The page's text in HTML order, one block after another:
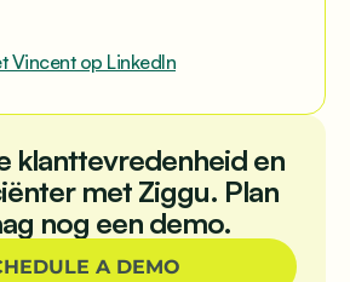
Vincent op LinkedIn
klanttevredenheid en
met Ziggu. Plan
nog een demo.
A DEMO